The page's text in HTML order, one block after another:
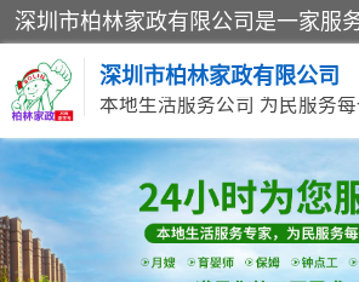
深圳市柏林家政有限公司
本地生活服务公司 为民服务
家居保洁 护工
家庭保姆 家政